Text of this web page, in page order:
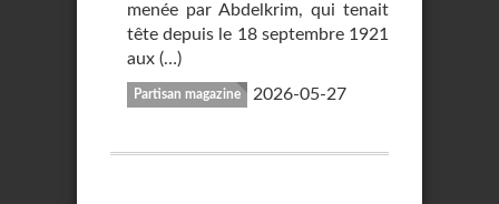
menée par Abdelkrim, qui tenait
tête depuis le 18 septembre 1921
aux (…)
Partisan magazine 2026-05-27